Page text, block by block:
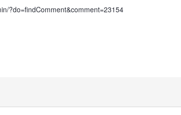
?do=findComment&comment=23154